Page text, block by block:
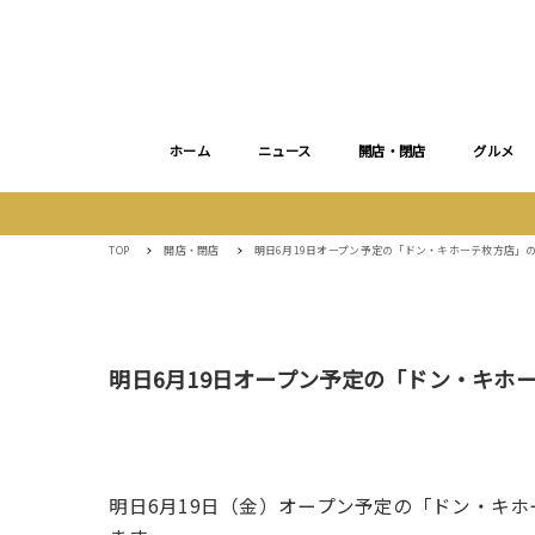
ホーム ニュース 開店・閉店 グルメ
TOP 開店・閉店 明日6月19日オープン予定の「ドン・キホーテ枚方店」
明日6月19日オープン予定の「ドン・キホ
明日6月19日（金）オープン予定の「ドン・キ